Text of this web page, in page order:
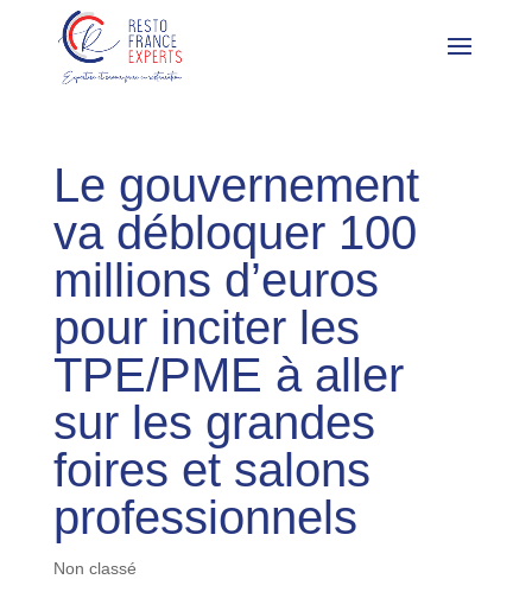
Le gouvernement
va débloquer 100
millions d’euros
pour inciter les
TPE/PME à aller
sur les grandes
foires et salons
professionnels
Non classé